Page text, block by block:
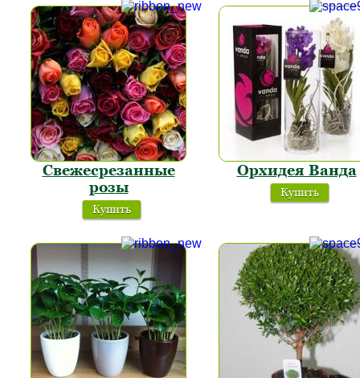
Свежесрезанные
розы
Купить
Орхидея Ванда
Купить